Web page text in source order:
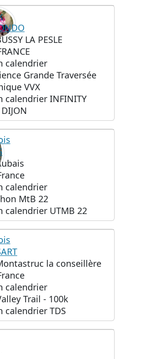
LA PESLE
calendrier
Grande Traversée
VVX
calendrier INFINITY
calendrier
MtB 22
calendrier UTMB 22
la conseillère
calendrier
Trail - 100k
calendrier TDS